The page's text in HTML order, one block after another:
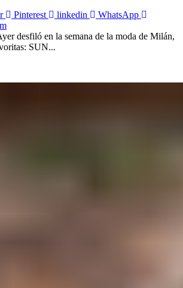
Pinterest linkedin
WhatsApp
desfiló en la semana de la moda de Milán,
SUN...